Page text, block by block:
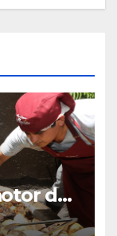
de